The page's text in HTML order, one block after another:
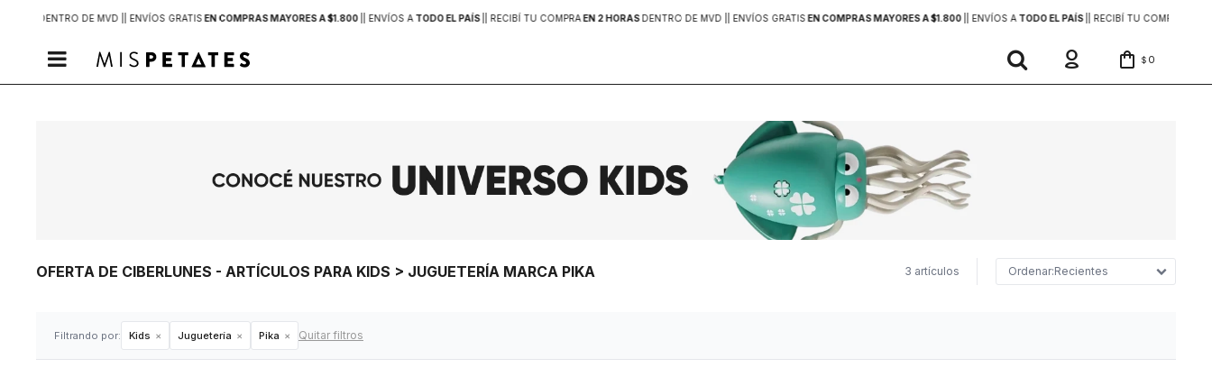
DENTRO DE MVD | | ENVÍOS GRATISEN COMPRAS MAYORES A $1.800 | ENVÍOS A TODO EL PAÍS | RECIBÍ TU COMPRAEN 2 HORASDENTRO DE MVD | | ENVÍOS GRATISEN COMPRAS MAYORES A $1.800 | ENVÍOS A TODO EL PAÍS | RECIBÍ TU COMPRA
 $ 0
OFERTA DE CIBERLUNES - ARTÍCULOS PARA KIDS > JUGUETERÍA MARCA PIKA 3 artículos Recientes
Filtrando por: Kids Juguetería Pika Quitar filtros